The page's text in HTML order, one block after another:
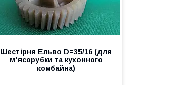
Шестірня Ельво D=35/16 (для
м'ясорубки та кухонного
комбайна)